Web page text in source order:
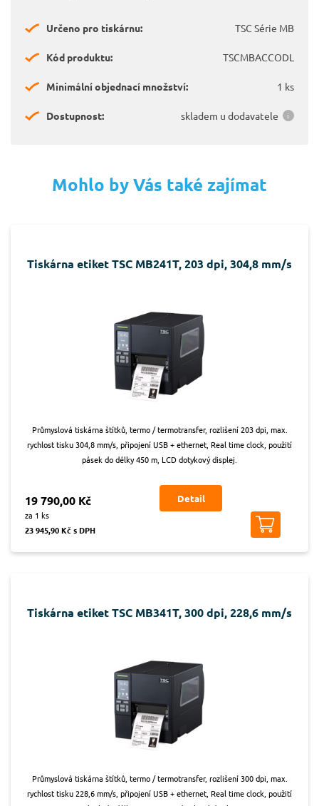
Určeno pro tiskárnu: TSC Série MB
Kód produktu: TSCMBACCODL
Minimální objednací množství: 1 ks
Dostupnost: skladem u dodavatele
Mohlo by Vás také zajímat
Tiskárna etiket TSC MB241T, 203 dpi, 304,8 mm/s
Průmyslová tiskárna štítků, termo / termotransfer, rozlišení 203 dpi, max.
rychlost tisku 304,8 mm/s, připojení USB + ethernet, Real time clock, použití
pásek do délky 450 m, LCD dotykový displej.
19 790,00 Kč
za 1 ks
23 945,90 Kč s DPH
Detail
Tiskárna etiket TSC MB341T, 300 dpi, 228,6 mm/s
Průmyslová tiskárna štítků, termo / termotransfer, rozlišení 300 dpi, max.
rychlost tisku 228,6 mm/s, připojení USB + ethernet, Real time clock, použití